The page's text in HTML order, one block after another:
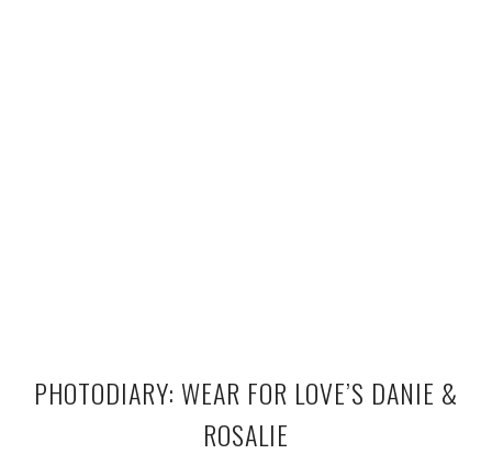
PHOTODIARY: WEAR FOR LOVE’S DANIE &
ROSALIE